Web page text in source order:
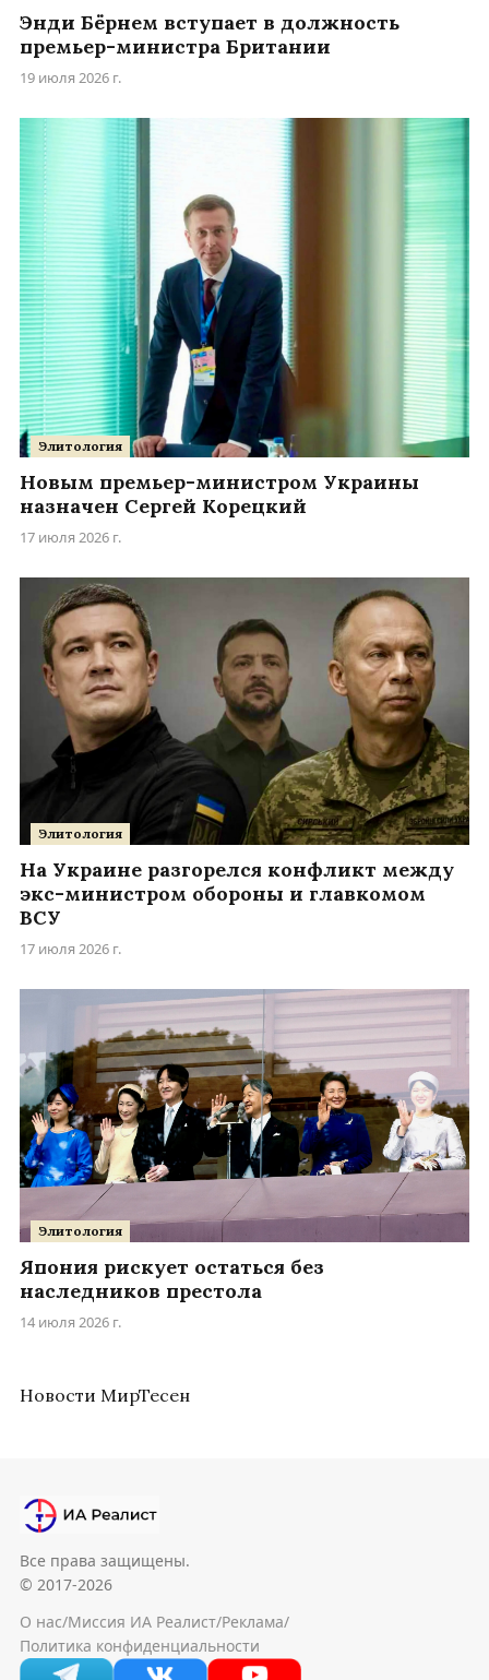
Энди Бёрнем вступает в должность
премьер-министра Британии
19 июля 2026 г.
Элитология
Новым премьер-министром Украины
назначен Сергей Корецкий
17 июля 2026 г.
Элитология
На Украине разгорелся конфликт между
экс-министром обороны и главкомом
ВСУ
17 июля 2026 г.
Элитология
Япония рискует остаться без
наследников престола
14 июля 2026 г.
Новости МирТесен
Все права защищены.
© 2017-2026
О нас/Миссия ИА Реалист/Реклама/
Политика конфиденциальности